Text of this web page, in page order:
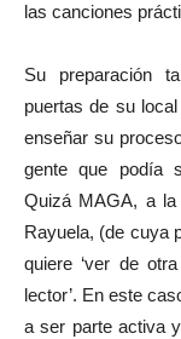
las canciones
Su preparación
puertas de su
enseñar su
gente que podía
Quizá MAGA, a
Rayuela, (de cuya
quiere ‘ver de
lector’. En este
a ser parte activa